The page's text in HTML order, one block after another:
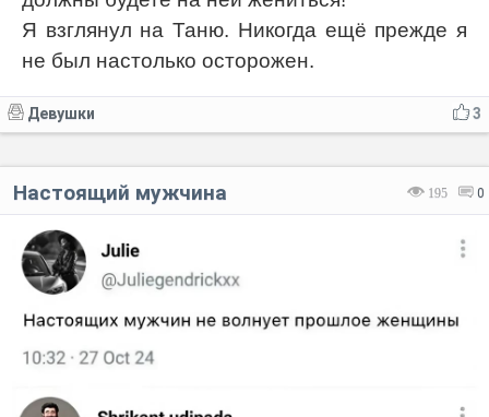
Я взглянул на Таню. Никогда ещё прежде я
не был настолько осторожен.
3
Девушки
195 0
Настоящий мужчина